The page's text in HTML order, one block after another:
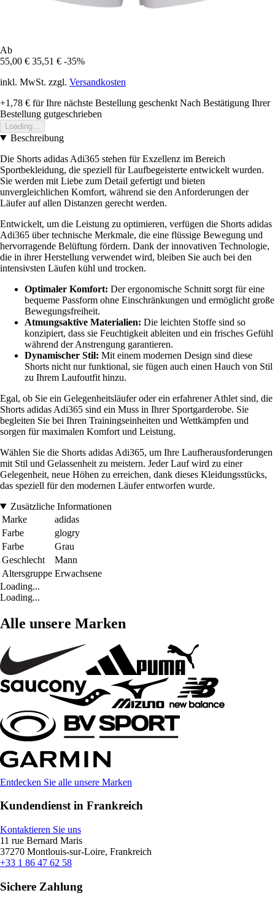
Ab
55,00 € 35,51 € -35%
inkl. MwSt. zzgl. Versandkosten
+1,78 € für Ihre nächste Bestellung geschenkt Nach Bestätigung Ihrer
Bestellung gutgeschrieben
Loading...
Beschreibung
Die Shorts adidas Adi365 stehen für Exzellenz im Bereich
Sportbekleidung, die speziell für Laufbegeisterte entwickelt wurden.
Sie werden mit Liebe zum Detail gefertigt und bieten
unvergleichlichen Komfort, während sie den Anforderungen der
Läufer auf allen Distanzen gerecht werden.
Entwickelt, um die Leistung zu optimieren, verfügen die Shorts adidas
Adi365 über technische Merkmale, die eine flüssige Bewegung und
hervorragende Belüftung fördern. Dank der innovativen Technologie,
die in ihrer Herstellung verwendet wird, bleiben Sie auch bei den
intensivsten Läufen kühl und trocken.
Optimaler Komfort: Der ergonomische Schnitt sorgt für eine
bequeme Passform ohne Einschränkungen und ermöglicht große
Bewegungsfreiheit.
Atmungsaktive Materialien: Die leichten Stoffe sind so
konzipiert, dass sie Feuchtigkeit ableiten und ein frisches Gefühl
während der Anstrengung garantieren.
Dynamischer Stil: Mit einem modernen Design sind diese
Shorts nicht nur funktional, sie fügen auch einen Hauch von Stil
zu Ihrem Laufoutfit hinzu.
Egal, ob Sie ein Gelegenheitsläufer oder ein erfahrener Athlet sind, die
Shorts adidas Adi365 sind ein Muss in Ihrer Sportgarderobe. Sie
begleiten Sie bei Ihren Trainingseinheiten und Wettkämpfen und
sorgen für maximalen Komfort und Leistung.
Wählen Sie die Shorts adidas Adi365, um Ihre Laufherausforderungen
mit Stil und Gelassenheit zu meistern. Jeder Lauf wird zu einer
Gelegenheit, neue Höhen zu erreichen, dank dieses Kleidungsstücks,
das speziell für den modernen Läufer entworfen wurde.
Zusätzliche Informationen
Marke
adidas
Farbe
glogry
Farbe
Grau
Geschlecht
Mann
Altersgruppe Erwachsene
Loading...
Loading...
Alle unsere Marken
Entdecken Sie alle unsere Marken
Kundendienst in Frankreich
Kontaktieren Sie uns
11 rue Bernard Maris
37270 Montlouis-sur-Loire, Frankreich
+33 1 86 47 62 58
Sichere Zahlung